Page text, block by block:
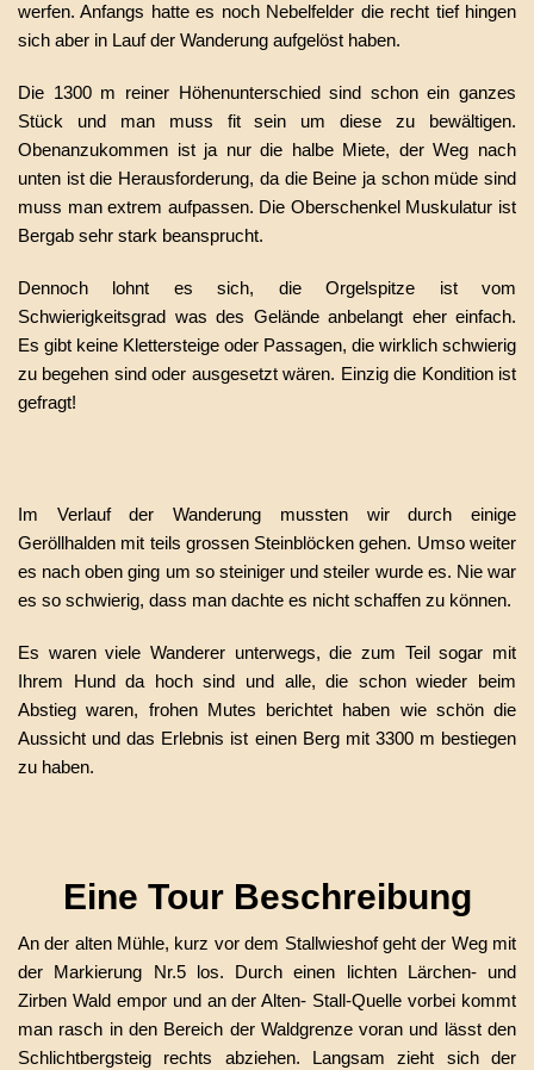
werfen. Anfangs hatte es noch Nebelfelder die recht tief hingen
sich aber in Lauf der Wanderung aufgelöst haben.
Die 1300 m reiner Höhenunterschied sind schon ein ganzes
Stück und man muss fit sein um diese zu bewältigen.
Obenanzukommen ist ja nur die halbe Miete, der Weg nach
unten ist die Herausforderung, da die Beine ja schon müde sind
muss man extrem aufpassen. Die Oberschenkel Muskulatur ist
Bergab sehr stark beansprucht.
Dennoch lohnt es sich, die Orgelspitze ist vom
Schwierigkeitsgrad was des Gelände anbelangt eher einfach.
Es gibt keine Klettersteige oder Passagen, die wirklich schwierig
zu begehen sind oder ausgesetzt wären. Einzig die Kondition ist
gefragt!
Im Verlauf der Wanderung mussten wir durch einige
Geröllhalden mit teils grossen Steinblöcken gehen. Umso weiter
es nach oben ging um so steiniger und steiler wurde es. Nie war
es so schwierig, dass man dachte es nicht schaffen zu können.
Es waren viele Wanderer unterwegs, die zum Teil sogar mit
Ihrem Hund da hoch sind und alle, die schon wieder beim
Abstieg waren, frohen Mutes berichtet haben wie schön die
Aussicht und das Erlebnis ist einen Berg mit 3300 m bestiegen
zu haben.
Eine Tour Beschreibung
An der alten Mühle, kurz vor dem Stallwieshof geht der Weg mit
der Markierung Nr.5 los. Durch einen lichten Lärchen- und
Zirben Wald empor und an der Alten- Stall-Quelle vorbei kommt
man rasch in den Bereich der Waldgrenze voran und lässt den
Schlichtbergsteig rechts abziehen. Langsam zieht sich der